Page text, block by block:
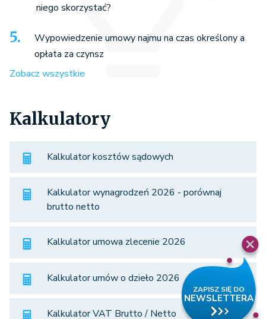
niego skorzystać?
Wypowiedzenie umowy najmu na czas określony a
opłata za czynsz
Zobacz wszystkie
Kalkulatory
Kalkulator kosztów sądowych
Kalkulator wynagrodzeń 2026 - porównaj
brutto netto
Kalkulator umowa zlecenie 2026
Kalkulator umów o dzieło 2026
Kalkulator VAT Brutto / Netto